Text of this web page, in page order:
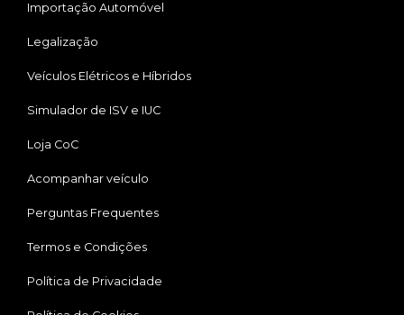
Importação Automóvel
Legalização
Veículos Elétricos e Híbridos
Simulador de ISV e IUC
Loja CoC
Acompanhar veículo
Perguntas Frequentes
Termos e Condições
Política de Privacidade